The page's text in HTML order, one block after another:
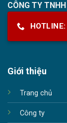
CÔNG TY
Giới thiệu
Trang chủ
Công ty